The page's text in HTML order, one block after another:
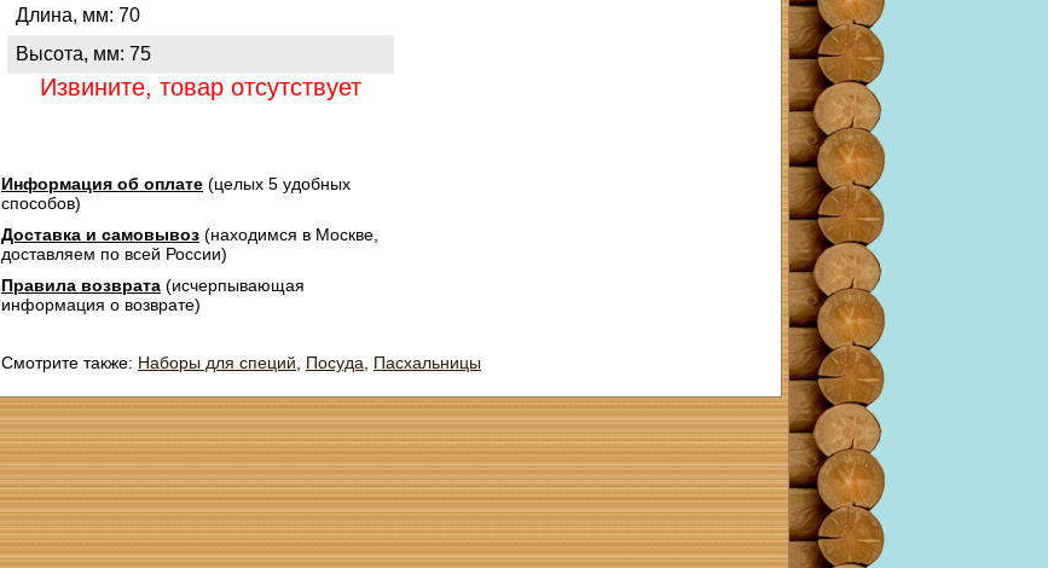
Длина, мм: 70
Высота, мм: 75
Извините, товар отсутствует
Информация об оплате (целых 5 удобных
способов)
Доставка и самовывоз (находимся в Москве,
доставляем по всей России)
Правила возврата (исчерпывающая
информация о возврате)
Смотрите также: Наборы для специй Посуда Пасхальницы